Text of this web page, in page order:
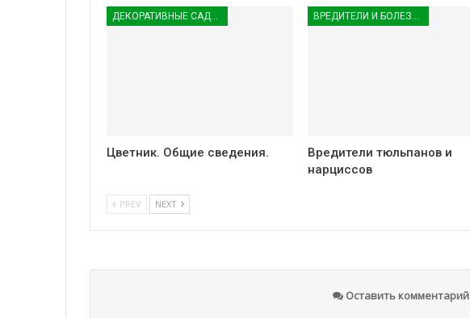
Цветник. Общие сведения.
Вредители тюльпанов и
нарциссов
PREV NEXT
Оставить комментарий